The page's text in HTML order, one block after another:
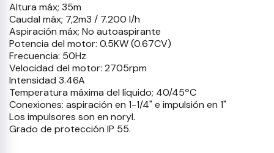
Altura máx; 35m
Caudal máx; 7,2m3 / 7.200 l/h
Aspiración máx; No autoaspirante
Potencia del motor: 0.5KW (0.67CV)
Frecuencia: 50Hz
Velocidad del motor: 2705rpm
Intensidad 3.46A
Temperatura máxima del líquido; 40/45ºC
Conexiones: aspiración en 1-1/4" e impulsión en 1"
Los impulsores son en noryl.
Grado de protección IP 55.